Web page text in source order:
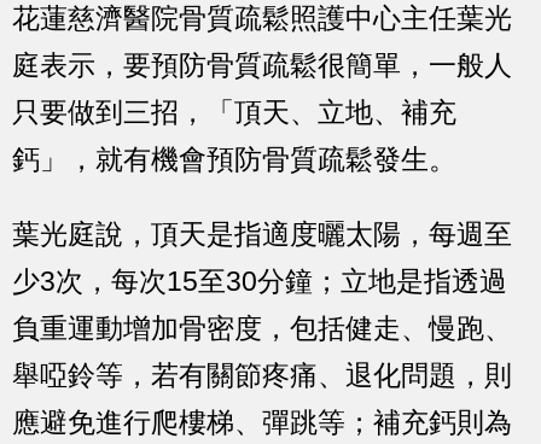
花蓮慈濟醫院骨質疏鬆照護中心主任葉光
庭表示，要預防骨質疏鬆很簡單，一般人
只要做到三招，「頂天、立地、補充
鈣」，就有機會預防骨質疏鬆發生。
葉光庭說，頂天是指適度曬太陽，每週至
少3次，每次15至30分鐘；立地是指透過
負重運動增加骨密度，包括健走、慢跑、
舉啞鈴等，若有關節疼痛、退化問題，則
應避免進行爬樓梯、彈跳等；補充鈣則為